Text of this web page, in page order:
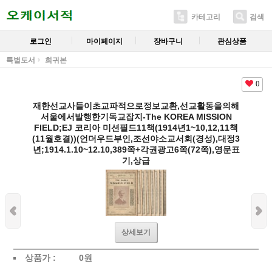
카테고리 검색
로그인 마이페이지 장바구니 관심상품
특별도서 희귀본
0
재한선교사들이초교파적으로정보교환,선교활동을의해
서울에서발행한기독교잡지-The KOREA MISSION
FIELD;EJ 코리아 미션필드11책(1914년1~10,12,11책
(11월호결))(언더우드부인,조선야소교서회(경성),대정3
년;1914.1.10~12.10,389쪽+각권광고6쪽(72쪽),영문표
기,상급
상세보기
상품가 : 0원